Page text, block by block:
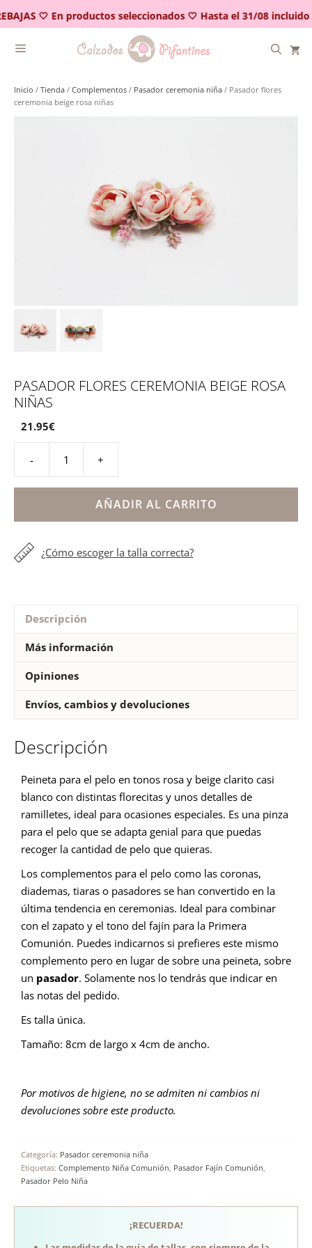
🤍 En productos seleccionados 🤍 Hasta el 31/08 incluido
al
contenido
Inicio / Tienda / Complementos / Pasador ceremonia niña / Pasador flores
ceremonia beige rosa niñas
PASADOR FLORES CEREMONIA BEIGE ROSA
NIÑAS
21.95€
-
flores
ceremonia
beige
niñas
+
AÑADIR AL CARRITO
¿Cómo escoger la talla correcta?
Descripción
Más información
Opiniones
Envíos, cambios y devoluciones
Descripción
Peineta para el pelo en tonos rosa y beige clarito casi
blanco con distintas florecitas y unos detalles de
ramilletes, ideal para ocasiones especiales. Es una pinza
para el pelo que se adapta genial para que puedas
recoger la cantidad de pelo que quieras.
Los complementos para el pelo como las coronas,
diademas, tiaras o pasadores se han convertido en la
última tendencia en ceremonias. Ideal para combinar
con el zapato y el tono del fajín para la Primera
Comunión. Puedes indicarnos si prefieres este mismo
complemento pero en lugar de sobre una peineta, sobre
un pasador. Solamente nos lo tendrás que indicar en
las notas del pedido.
Es talla única.
Tamaño: 8cm de largo x 4cm de ancho.
Por motivos de higiene, no se admiten ni cambios ni
devoluciones sobre este producto.
Categoría: Pasador ceremonia niña
Etiquetas: Complemento Niña Comunión, Pasador Fajín Comunión,
Pasador Pelo Niña
¡RECUERDA!